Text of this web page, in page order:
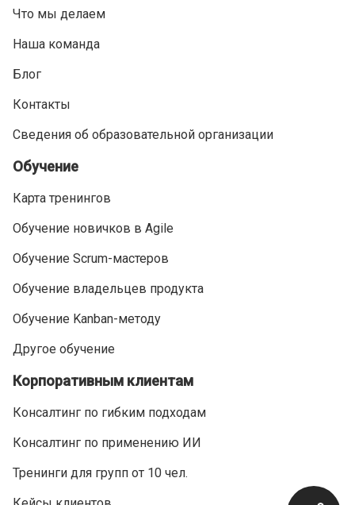
Что мы делаем
Наша команда
Блог
Контакты
Сведения об образовательной организации
Обучение
Карта тренингов
Обучение новичков в Agile
Обучение Scrum-мастеров
Обучение владельцев продукта
Обучение Kanban-методу
Другое обучение
Корпоративным клиентам
Консалтинг по гибким подходам
Консалтинг по применению ИИ
Тренинги для групп от 10 чел.